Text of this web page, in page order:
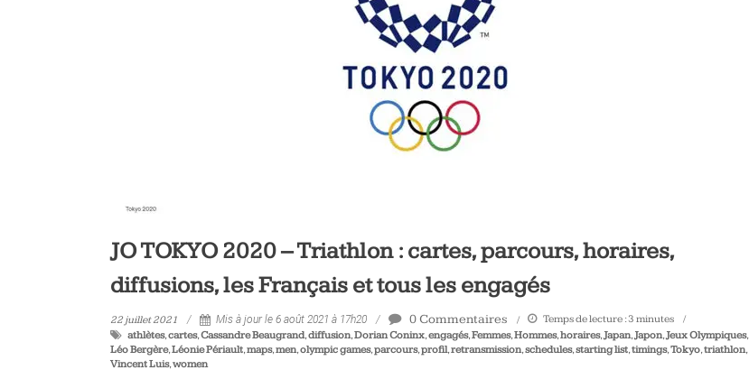
JO TOKYO 2020 – Triathlon : cartes, parcours, horaires,
diffusions, les Français et tous les engagés
22 juillet 2021 Mis à jour le 6 août 2021 à 17h20 0 Commentaires Temps de lecture :3 minutes
athlètes,cartes,Cassandre Beaugrand,diffusion,Dorian Coninx,engagés,Femmes,Hommes,horaires,Japan,Japon,Jeux Olympiques,
Léo Bergère,Léonie Périault,maps,men,olympic games,parcours,profil,retransmission,schedules,starting list,timings,Tokyo,triathlon,
Vincent Luis,women